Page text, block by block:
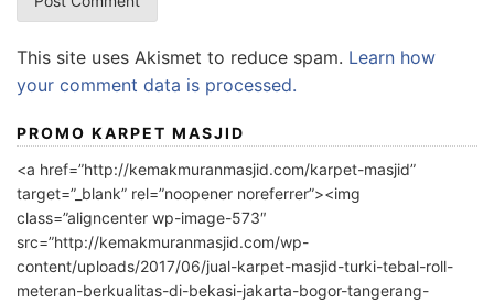
This site uses Akismet to reduce spam. Learn how
your comment data is processed.
PROMO KARPET MASJID
<a href=”http://kemakmuranmasjid.com/karpet-masjid”
target=”_blank” rel=”noopener noreferrer”><img
class=”aligncenter wp-image-573″
src=”http://kemakmuranmasjid.com/wp-
content/uploads/2017/06/jual-karpet-masjid-turki-tebal-roll-
meteran-berkualitas-di-bekasi-jakarta-bogor-tangerang-